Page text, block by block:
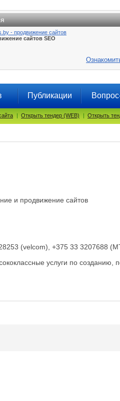
- продвижение сайтов
сайтов SEO
Публикации
| Открыть тендер (WEB) | Открыть
и продвижение сайтов
(velcom), +375 33 3207688
услуги по